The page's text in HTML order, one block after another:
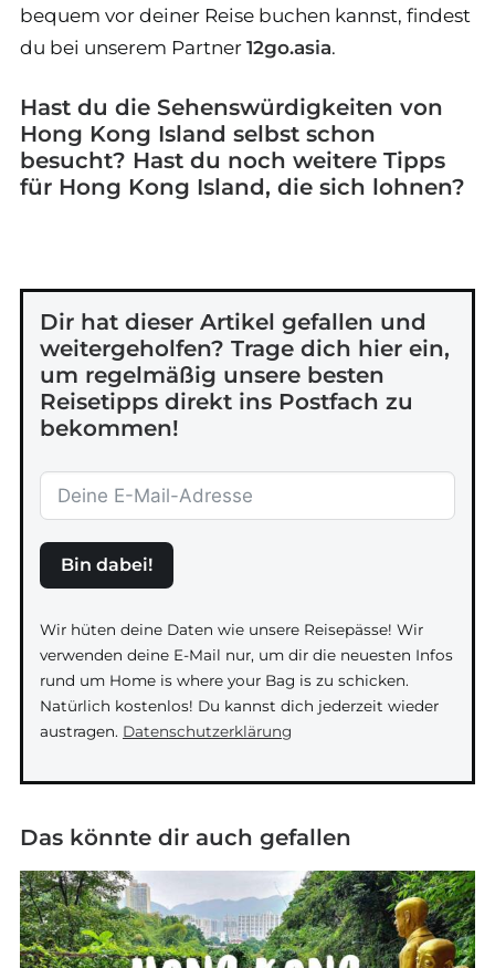
bequem vor deiner Reise buchen kannst, findest
du bei unserem Partner 12go.asia.
Hast du die Sehenswürdigkeiten von
Hong Kong Island selbst schon
besucht? Hast du noch weitere Tipps
für Hong Kong Island, die sich lohnen?
Dir hat dieser Artikel gefallen und
weitergeholfen? Trage dich hier ein,
um regelmäßig unsere besten
Reisetipps direkt ins Postfach zu
bekommen!
Bin dabei!
Wir hüten deine Daten wie unsere Reisepässe! Wir
verwenden deine E-Mail nur, um dir die neuesten Infos
rund um Home is where your Bag is zu schicken.
Natürlich kostenlos! Du kannst dich jederzeit wieder
austragen. Datenschutzerklärung
Das könnte dir auch gefallen